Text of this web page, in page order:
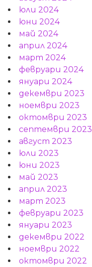
юли 2024
юни 2024
май 2024
април 2024
март 2024
февруари 2024
януари 2024
декември 2023
ноември 2023
октомври 2023
септември 2023
август 2023
юли 2023
юни 2023
май 2023
април 2023
март 2023
февруари 2023
януари 2023
декември 2022
ноември 2022
октомври 2022